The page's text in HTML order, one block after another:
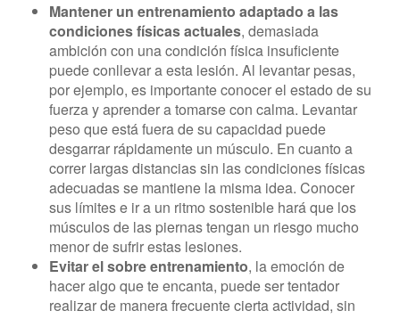
Mantener un entrenamiento adaptado a las
condiciones físicas actuales, demasiada
ambición con una condición física insuficiente
puede conllevar a esta lesión. Al levantar pesas,
por ejemplo, es importante conocer el estado de su
fuerza y aprender a tomarse con calma. Levantar
peso que está fuera de su capacidad puede
desgarrar rápidamente un músculo. En cuanto a
correr largas distancias sin las condiciones físicas
adecuadas se mantiene la misma idea. Conocer
sus límites e ir a un ritmo sostenible hará que los
músculos de las piernas tengan un riesgo mucho
menor de sufrir estas lesiones.
Evitar el sobre entrenamiento, la emoción de
hacer algo que te encanta, puede ser tentador
realizar de manera frecuente cierta actividad, sin